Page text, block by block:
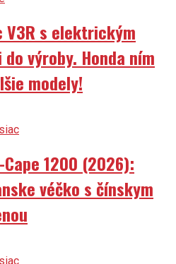
V3R s elektrickým
výroby. Honda ním
modely!
1200 (2026):
véčko s čínskym